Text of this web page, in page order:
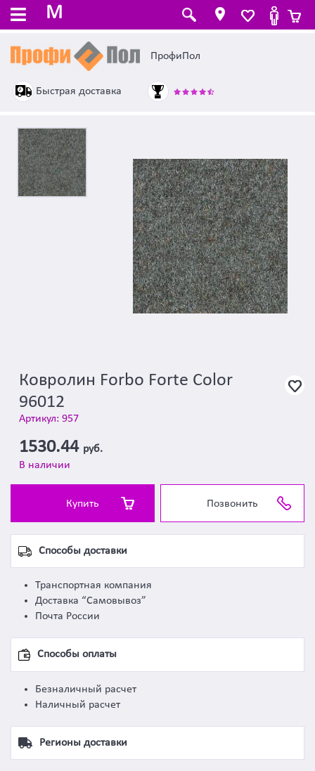
M
ПрофиПол
Быстрая доставка
Ковролин Forbo Forte Color
96012
Артикул: 957
1530.44 руб.
В наличии
Купить Позвонить
Способы доставки
Транспортная компания
Доставка “Самовывоз”
Почта России
Способы оплаты
Безналичный расчет
Наличный расчет
Регионы доставки